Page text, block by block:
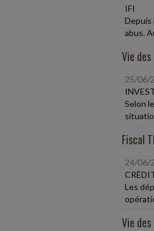
IFI
Depuis
abus.
Vie
25/06/
Selon
Fiscal
24/06/
Les
Vie